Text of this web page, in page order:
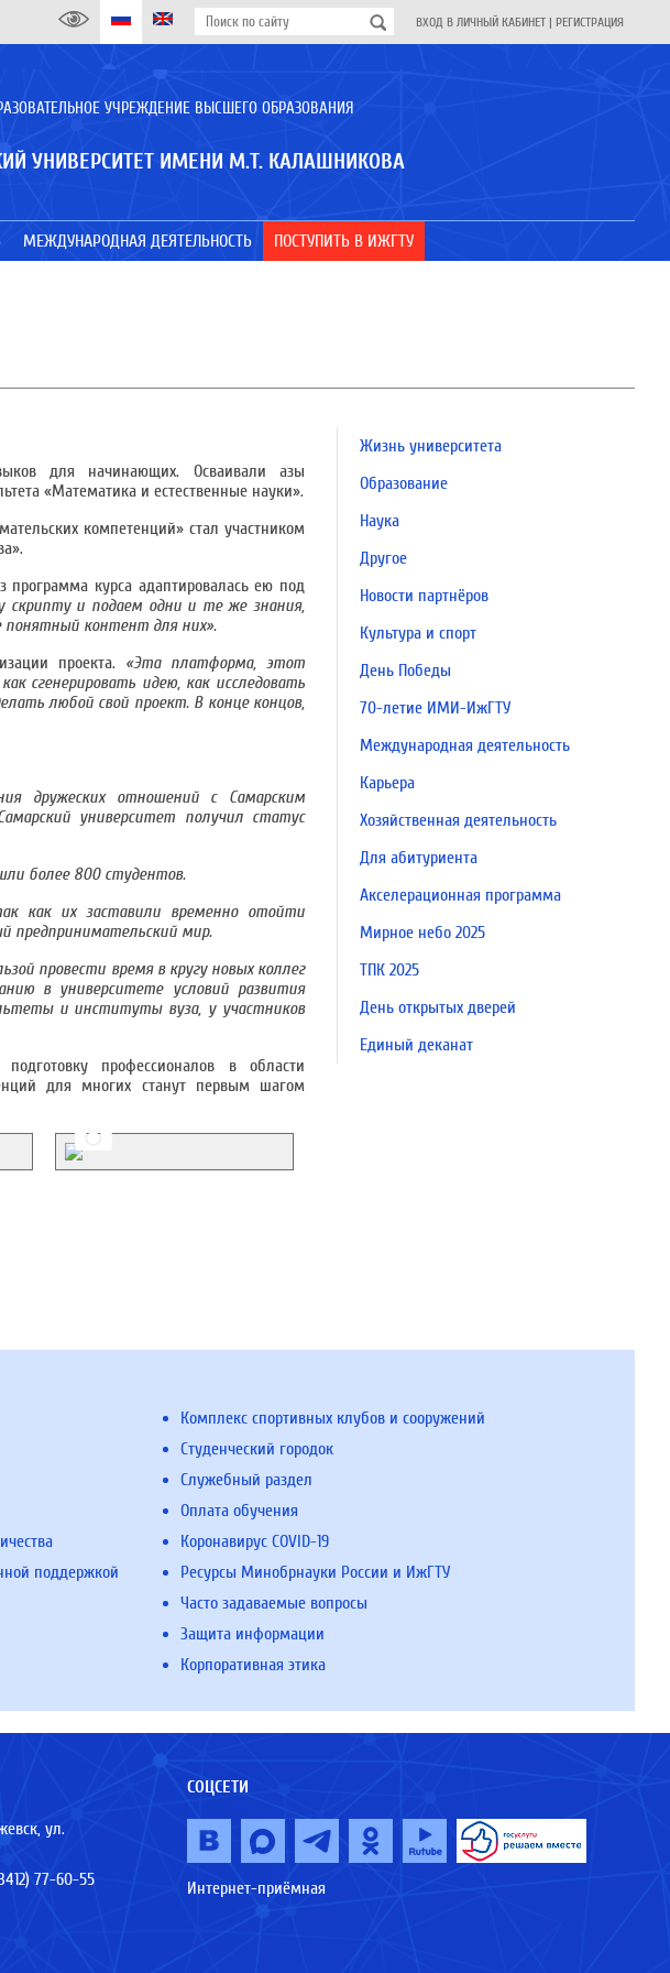
ВХОД В ЛИЧНЫЙ КАБИНЕТ | РЕГИСТРАЦИЯ
УЧРЕЖДЕНИЕ ВЫСШЕГО ОБРАЗОВАНИЯ
УНИВЕРСИТЕТ ИМЕНИ М.Т. КАЛАШНИКОВА
МЕЖДУНАРОДНАЯ ДЕЯТЕЛЬНОСТЬ ПОСТУПИТЬ В ИЖГТУ
для начинающих. Осваивали азы
«Математика и естественные науки».
компетенций» стал участником
курса адаптировалась ею под
скрипту и подаем одни и те же знания,
понятный контент для них».
проекта. «Эта платформа, этот
сгенерировать идею, как исследовать
любой свой проект. В конце концов,
дружеских отношений с Самарским
университет получил статус
более 800 студентов.
как их заставили временно отойти
предпринимательский мир.
провести время в кругу новых коллег
в университете условий развития
и институты вуза, у участников
профессионалов в области
для многих станут первым шагом
Жизнь университета
Образование
Наука
Другое
Новости партнёров
Культура и спорт
День Победы
70-летие ИМИ-ИжГТУ
Международная деятельность
Карьера
Хозяйственная деятельность
Для абитуриента
Акселерационная программа
Мирное небо 2025
ТПК 2025
День открытых дверей
Единый деканат
поддержкой
Комплекс спортивных клубов и сооружений
Студенческий городок
Служебный раздел
Оплата обучения
Коронавирус COVID-19
Ресурсы Минобрнауки России и ИжГТУ
Часто задаваемые вопросы
Защита информации
Корпоративная этика
ул.
77-60-55
СОЦСЕТИ
Интернет-приёмная